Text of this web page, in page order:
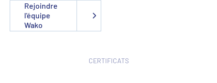
Rejoindre
l'équipe
Wako
CERTIFICATS